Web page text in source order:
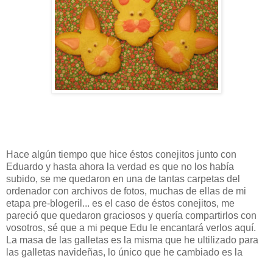
Hace algún tiempo que hice éstos conejitos junto con
Eduardo y hasta ahora la verdad es que no los había
subido, se me quedaron en una de tantas carpetas del
ordenador con archivos de fotos, muchas de ellas de mi
etapa pre-blogeril... es el caso de éstos conejitos, me
pareció que quedaron graciosos y quería compartirlos con
vosotros, sé que a mi peque Edu le encantará verlos aquí.
La masa de las galletas es la misma que he ultilizado para
las galletas navideñas, lo único que he cambiado es la